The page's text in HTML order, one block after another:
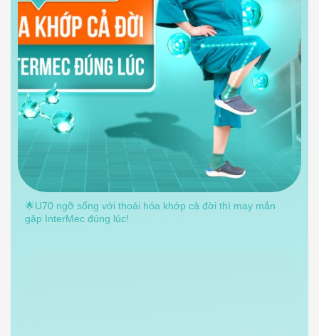
🌟U70 ngỡ sống với thoái hóa khớp cả đời thì may mắn
gặp InterMec đúng lúc!